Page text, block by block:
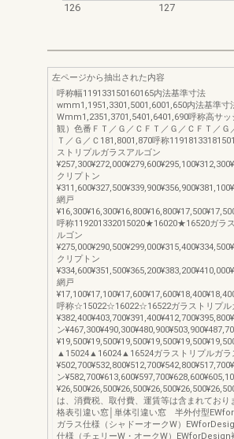
126 127
左ページから抽出された内容
呼称幅119133150160165内法基準寸法
wmm1,1951,3301,5001,6001,650内法基準寸
Wmm1,2351,3701,5401,6401,690呼称高サ
観）色番ＦＴ／Ｇ／ＣＦＴ／Ｇ／ＣＦＴ／Ｇ
Ｔ／Ｇ／Ｃ181,8001,870呼称
ストリプルガラスアルゴン
クリプトン
網戸
呼称119201332015020★16020★16520ガラ
ルゴン
クリプトン
網戸
呼称☆15022☆16022☆16522ガラストリプル
ン
▲15024▲16024▲16524ガラストリプルガラ
ン
は、消費税、取付費、運賃等は含まれており
格表引違い窓│単体引違い窓 半外付型
ガラス仕様（シャドーオークW）
仕様（チェリーW・オークW）EWforDesign